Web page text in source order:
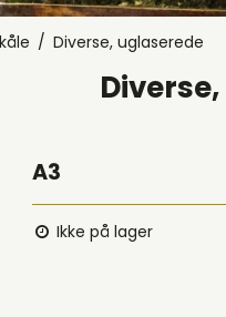
uglaserede
uden underskål
/ Diverse, uglaserede
A3
Ikke på lager